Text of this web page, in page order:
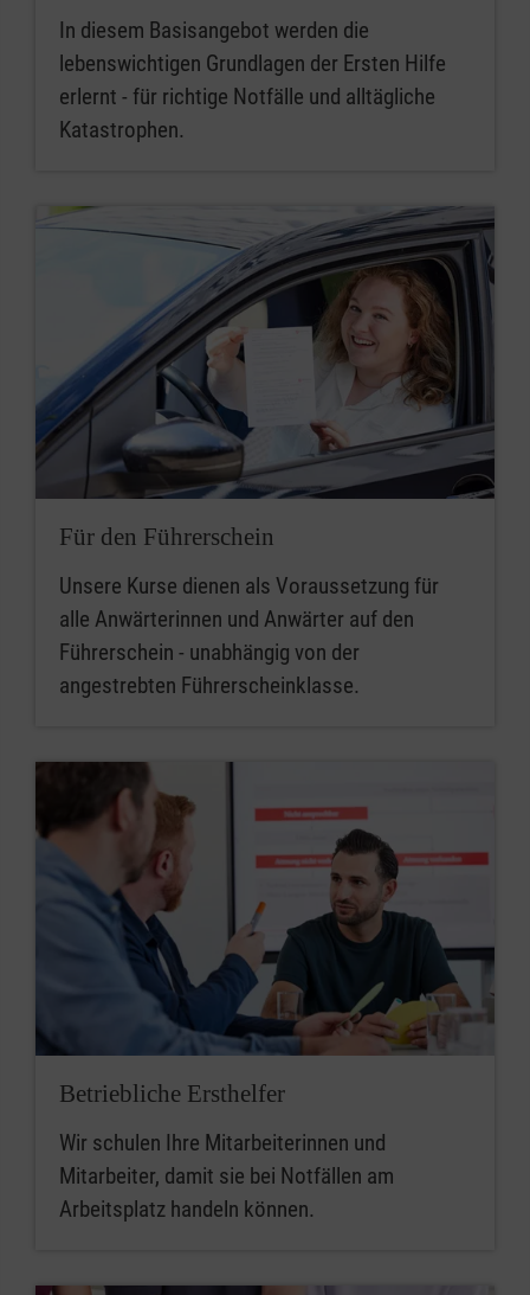
In diesem Basisangebot werden die
lebenswichtigen Grundlagen der Ersten Hilfe
erlernt - für richtige Notfälle und alltägliche
Katastrophen.
Für den Führerschein
Unsere Kurse dienen als Voraussetzung für
alle Anwärterinnen und Anwärter auf den
Führerschein - unabhängig von der
angestrebten Führerscheinklasse.
Betriebliche Ersthelfer
Wir schulen Ihre Mitarbeiterinnen und
Mitarbeiter, damit sie bei Notfällen am
Arbeitsplatz handeln können.